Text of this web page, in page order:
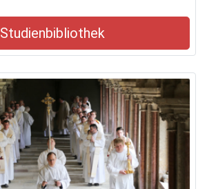
Studienbibliothek